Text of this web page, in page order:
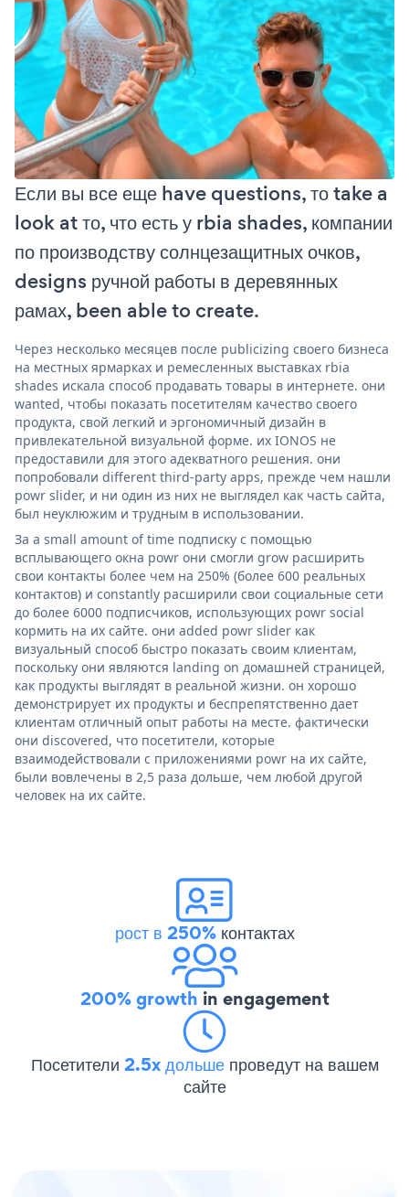
Если вы все еще have questions, то take a
look at то, что есть у rbia shades, компании
по производству солнцезащитных очков,
designs ручной работы в деревянных
рамах, been able to create.
Через несколько месяцев после publicizing своего бизнеса
на местных ярмарках и ремесленных выставках rbia
shades искала способ продавать товары в интернете. они
wanted, чтобы показать посетителям качество своего
продукта, свой легкий и эргономичный дизайн в
привлекательной визуальной форме. их IONOS не
предоставили для этого адекватного решения. они
попробовали different third-party apps, прежде чем нашли
powr slider, и ни один из них не выглядел как часть сайта,
был неуклюжим и трудным в использовании.
За a small amount of time подписку с помощью
всплывающего окна powr они смогли grow расширить
свои контакты более чем на 250% (более 600 реальных
контактов) и constantly расширили свои социальные сети
до более 6000 подписчиков, использующих powr social
кормить на их сайте. они added powr slider как
визуальный способ быстро показать своим клиентам,
поскольку они являются landing on домашней страницей,
как продукты выглядят в реальной жизни. он хорошо
демонстрирует их продукты и беспрепятственно дает
клиентам отличный опыт работы на месте. фактически
они discovered, что посетители, которые
взаимодействовали с приложениями powr на их сайте,
были вовлечены в 2,5 раза дольше, чем любой другой
человек на их сайте.
рост в 250%контактах
200% growth in engagement
Посетители 2.5x дольше проведут на вашем
сайте